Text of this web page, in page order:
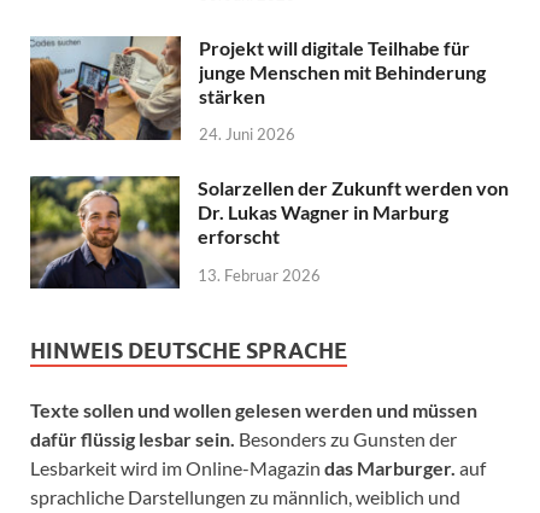
Projekt will digitale Teilhabe für
junge Menschen mit Behinderung
stärken
24. Juni 2026
Solarzellen der Zukunft werden von
Dr. Lukas Wagner in Marburg
erforscht
13. Februar 2026
HINWEIS DEUTSCHE SPRACHE
Texte sollen und wollen gelesen werden und müssen
dafür flüssig lesbar sein. Besonders zu Gunsten der
Lesbarkeit wird im Online-Magazin das Marburger. auf
sprachliche Darstellungen zu männlich, weiblich und